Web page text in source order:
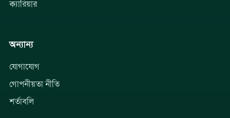
ক্যারিয়ার
অন্যান্য
যোগাযোগ
গোপনীয়তা নীতি
শর্তাবলি